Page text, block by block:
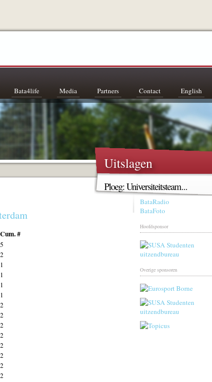
Uitslagen
Ploeg: Universiteitsteam...
Bata4life Media Partners Contact English
BataRadio
BataFoto
Hoofdsponsor
Overige sponsoren
Cum. #
5
2
1
1
1
1
2
2
2
2
2
2
2
2